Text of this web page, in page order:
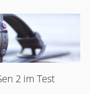
2 im Test